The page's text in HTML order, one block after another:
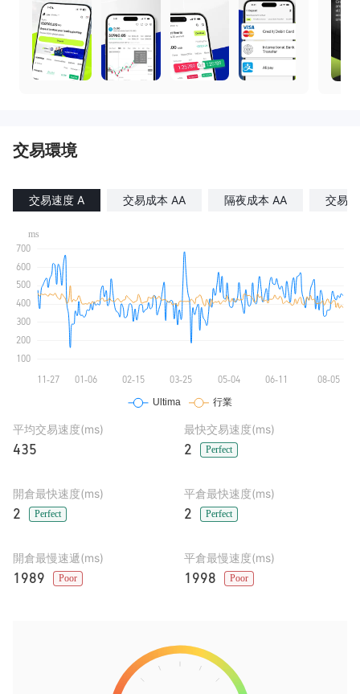
交易環境
交易速度 A 交易成本 AA 隔夜成本 AA 交易
平均交易速度(ms)
435
最快交易速度(ms)
2 Perfect
開倉最快速度(ms)
2 Perfect
平倉最快速度(ms)
2 Perfect
開倉最慢速遞(ms)
1989 Poor
平倉最慢速度(ms)
1998 Poor